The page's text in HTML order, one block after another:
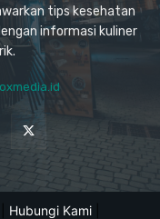
tips kesehatan
informasi kuliner
Hubungi Kami